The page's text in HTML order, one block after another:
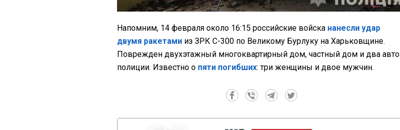
Напомним, 14 февраля около 16:15 российские войска нанесли удар
двумя ракетами из ЗРК С-300 по Великому Бурлуку на Харьковщине.
Поврежден двухэтажный многоквартирный дом, частный дом и два авто
полиции. Известно о пяти погибших: три женщины и двое мужчин.